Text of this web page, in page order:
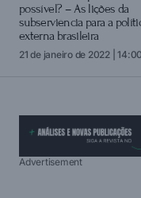
possível? – As lições da
subserviência para a
externa brasileira
21 de janeiro de 2022 | 14:00
Advertisement